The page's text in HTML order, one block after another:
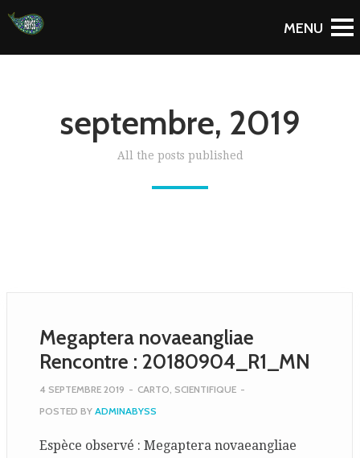
septembre, 2019
All the posts published
Megaptera novaeangliae
Rencontre : 20180904_R1_MN
4 SEPTEMBRE 2019 - CARTO, SCIENTIFIQUE -
POSTED BY ADMINABYSS
Espèce observé : Megaptera novaeangliae